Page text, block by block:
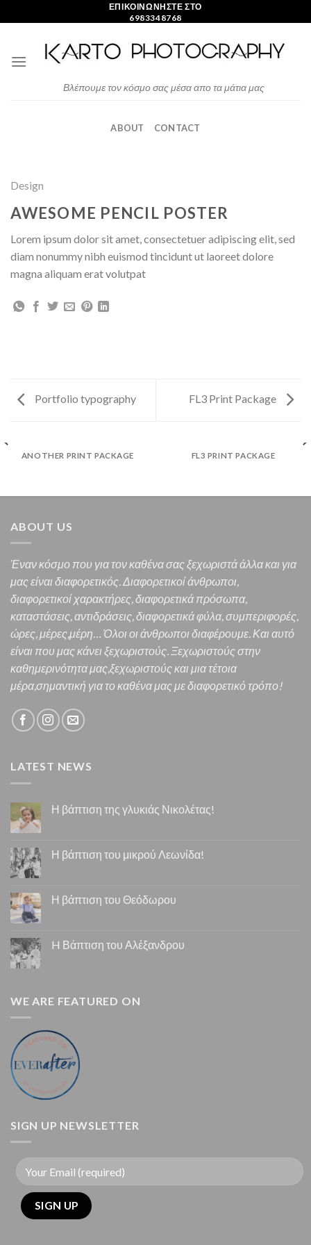
to
ΕΠΙΚΟΙΝΩΝΗΣΤΕ ΣΤΟ
6983348768
Βλέπουμε τον κόσμο σας μέσα απο τα μάτια μας
ABOUT CONTACT
Design
AWESOME PENCIL POSTER
Lorem ipsum dolor sit amet, consectetuer adipiscing elit, sed
diam nonummy nibh euismod tincidunt ut laoreet dolore
magna aliquam erat volutpat
Portfolio typography FL3 Print Package
ANOTHER PRINT PACKAGE FL3 PRINT PACKAGE
ABOUT US
Έναν κόσμο που για τον καθένα σας ξεχωριστά άλλα και για
μας είναι διαφορετικός.Διαφορετικοί άνθρωποι,
διαφορετικοί χαρακτήρες,διαφορετικά πρόσωπα,
καταστάσεις, αντιδράσεις, διαφορετικά φύλα, συμπεριφορές,
ώρες, μέρες,μέρη… Όλοι οι άνθρωποι διαφέρουμε. Και αυτό
είναι που μας κάνει ξεχωριστούς. Ξεχωριστούς στην
καθημερινότητα μας,ξεχωριστούς και μια τέτοια
μέρα,σημαντική για το καθένα μαςμε διαφορετικό τρόπο!
LATEST NEWS
Η βάπτιση της γλυκιάς Νικολέτας!
Η βάπτιση του μικρού Λεωνίδα!
Η βάπτιση του Θεόδωρου
H Βάπτιση του Αλέξανδρου
WE ARE FEATURED ON
SIGN UP NEWSLETTER